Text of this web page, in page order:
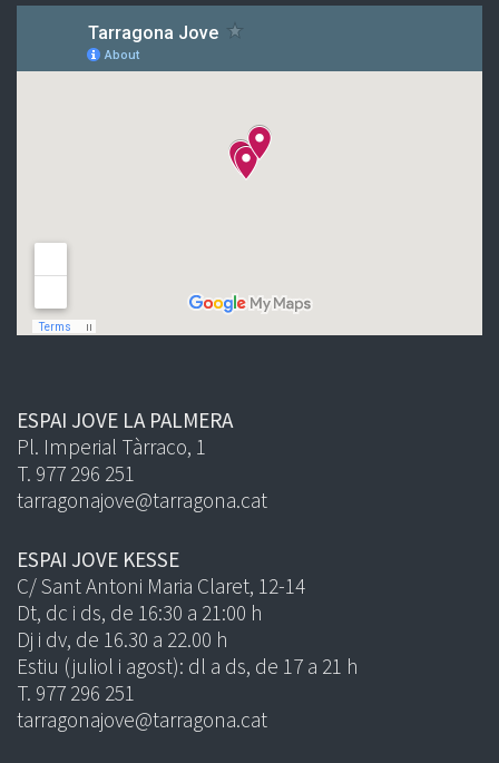
ESPAI JOVE LA PALMERA
Pl. Imperial Tàrraco, 1
T. 977 296 251
tarragonajove@tarragona.cat
ESPAI JOVE KESSE
C/ Sant Antoni Maria Claret, 12-14
Dt, dc i ds, de 16:30 a 21:00 h
Dj i dv, de 16.30 a 22.00 h
Estiu (juliol i agost): dl a ds, de 17 a 21 h
T. 977 296 251
tarragonajove@tarragona.cat